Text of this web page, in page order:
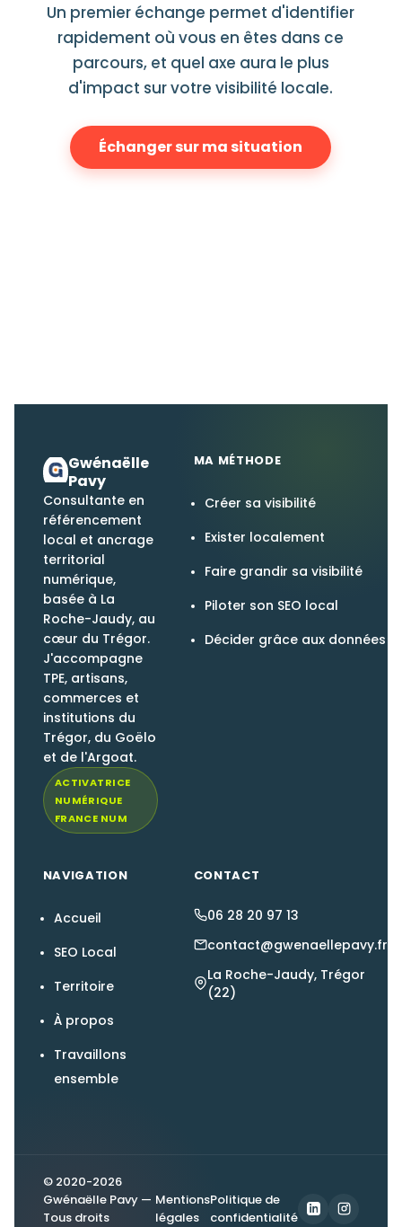
Un premier échange permet d'identifier
rapidement où vous en êtes dans ce
parcours, et quel axe aura le plus
d'impact sur votre visibilité locale.
Échanger sur ma situation
Gwénaëlle
Pavy
Consultante en
référencement
local et ancrage
territorial
numérique,
basée à La
Roche-Jaudy, au
cœur du Trégor.
J'accompagne
TPE, artisans,
commerces et
institutions du
Trégor, du Goëlo
et de l'Argoat.
ACTIVATRICE
NUMÉRIQUE
FRANCE NUM
MA MÉTHODE
Créer sa visibilité
Exister localement
Faire grandir sa visibilité
Piloter son SEO local
Décider grâce aux données
NAVIGATION
Accueil
SEO Local
Territoire
À propos
Travaillons
ensemble
CONTACT
06 28 20 97 13
contact@gwenaellepavy.fr
La Roche-Jaudy, Trégor
(22)
© 2020-2026
Gwénaëlle Pavy —
Tous droits
Mentions
légales
Politique de
confidentialité